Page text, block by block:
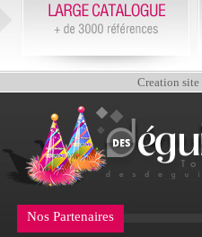
Creation site
Nos Partenaires